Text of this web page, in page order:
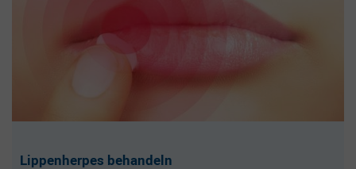
Lippenherpes behandeln